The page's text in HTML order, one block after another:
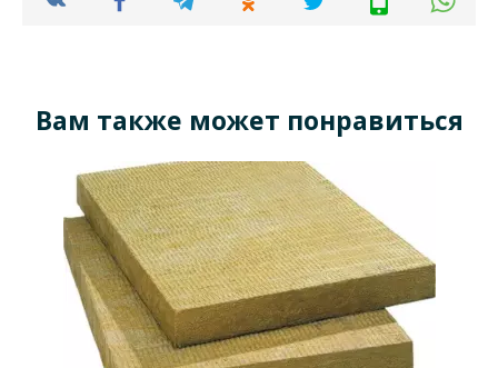
Вам также может понравиться